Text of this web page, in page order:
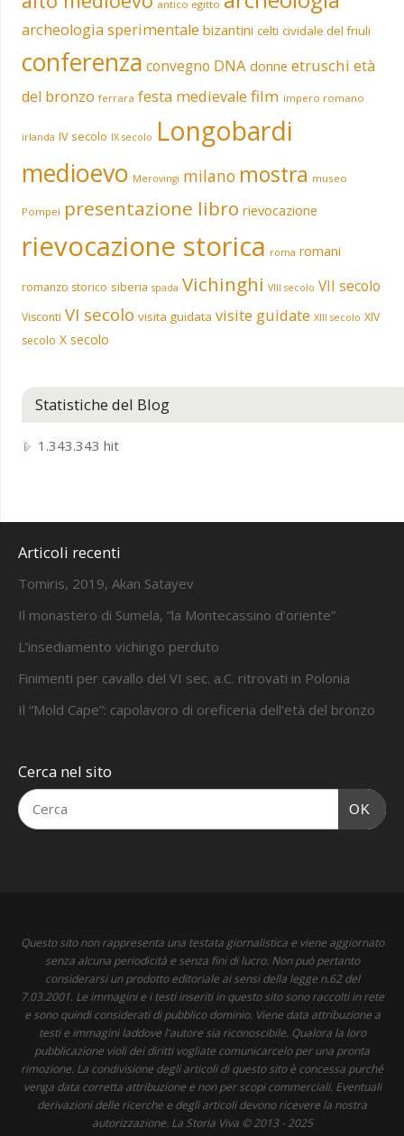
antico egitto
archeologia sperimentale bizantini celti cividale del friuli
conferenza convegno DNA donne etruschi età
del bronzo ferrara festa medievale film impero romano
irlanda IV secolo IX secolo Longobardi
medioevo Merovingi milano mostra museo
Pompei presentazione libro rievocazione
rievocazione storica roma romani
romanzo storico siberia spada Vichinghi VIII secolo VII secolo
Visconti VI secolo visita guidata visite guidate XIII secolo XIV
secolo X secolo
Statistiche del Blog
1.343.343 hit
Articoli recenti
Tomiris, 2019, Akan Satayev
Il monastero di Sumela, “la Montecassino d’oriente”
L’insediamento vichingo perduto
Finimenti per cavallo del VI sec. a.C. ritrovati in Polonia
Il “Mold Cape”: capolavoro di oreficeria dell’età del bronzo
Cerca nel sito
OK
Questo sito non rappresenta una testata giornalistica e viene aggiornato
senza alcuna periodicità e senza fini di lucro. Non può pertanto
considerarsi un prodotto editoriale ai sensi della legge n.62 del
7.03.2001. Le immagini e i testi inseriti in questo sito sono raccolti in rete
e sono quindi considerati di pubblico dominio. Viene data attribuzione a
testi e immagini laddove l'autore sia riconoscibile. Qualora la loro
pubblicazione violi dei diritti vogliate comunicarcelo per una pronta
rimozione. La condivisione degli articoli di questo sito è concessa purché
venga data corretta attribuzione e non per scopi commerciali. Eventuali
derivazioni delle ricerche e degli articoli devono ricevere la nostra
autorizzazione. La Storia Viva © 2013 - 2025